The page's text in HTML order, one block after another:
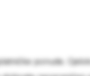
ponude.